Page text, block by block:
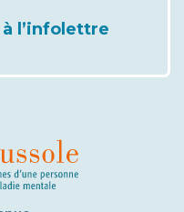
l’infolettre